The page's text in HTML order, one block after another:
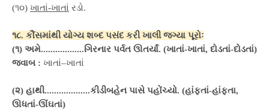
(૧૦) ખાતાં-ખાતાં રડો.
૧૮. કૌંસમાંથી યોગ્ય શબ્દ પસંદ કરી ખાલી જગ્યા પૂરોઃ
(૧) અમે..................ગિરનાર પર્વત ઊતર્યાં. (ખાતાં-ખાતાં, દોડતાં-દોડતાં)
જવાબ : ખાતાં–ખાતાં
(૨) હાથી...................કીડીબહેન પાસે પહોંચ્યો. (હાંફતાં-હાંફતા,
ઊધતાં-ઊંઘતાં)